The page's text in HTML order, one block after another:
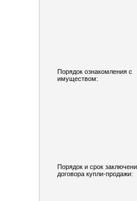
Порядок ознакомления с
имуществом:
Порядок и срок
договора купли-продажи: